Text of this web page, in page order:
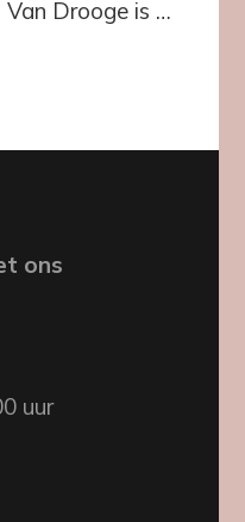
Drooge is …
ons
uur